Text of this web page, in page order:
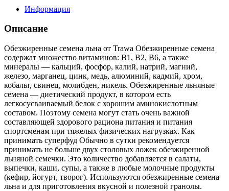
Информация
Описание
Обезжиренные семена льна от Trawa Обезжиренные семена
содержат множество витаминов: В1, В2, В6, а также
минералы — кальций, фосфор, калий, натрий, магний,
железо, марганец, цинк, медь, алюминий, кадмий, хром,
кобальт, свинец, молибден, никель. Обезжиренные льняные
семена — диетический продукт, в котором есть
легкосусваиваемый белок с хорошим аминокислотным
составом. Поэтому семена могут стать очень важной
составляющей здорового рациона питания и питания
спортсменам при тяжелых физических нагрузках. Как
принимать суперфуд Обычно в сутки рекомендуется
принимать не больше двух столовых ложек обезжиренной
льняной семечки. Это количество добавляется в салаты,
выпечки, каши, супы, а также в любые молочные продукты
(кефир, йогурт, творог). Используются обезжиренные семена
льна и для приготовления вкусной и полезной гранолы.